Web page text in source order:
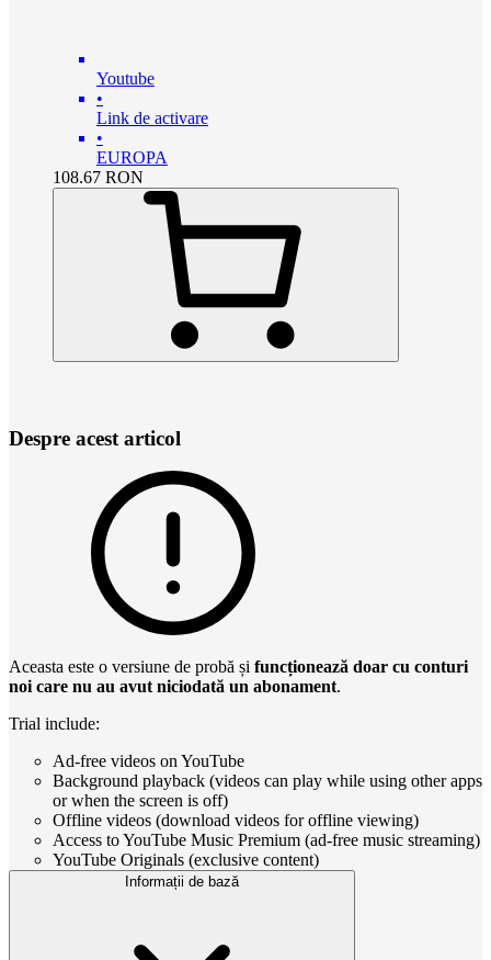
Youtube
•
Link de activare
•
EUROPA
108.67 RON
Despre acest articol
Aceasta este o versiune de probă și funcționează doar cu conturi
noi care nu au avut niciodată un abonament.
Trial include:
Ad-free videos on YouTube
Background playback (videos can play while using other apps
or when the screen is off)
Offline videos (download videos for offline viewing)
Access to YouTube Music Premium (ad-free music streaming)
YouTube Originals (exclusive content)
Informații de bază